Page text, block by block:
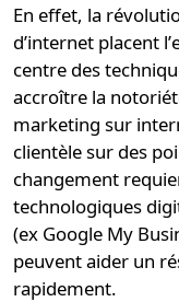
En effet, la
d’internet placent l’
centre des
accroître la
marketing sur
clientèle sur des
changement
technologiques
(ex Google My
peuvent aider un
rapidement.